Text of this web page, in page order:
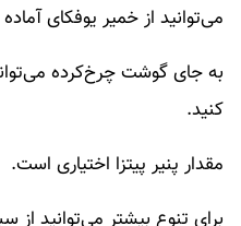
می‌توانید از خمیر یوفکای
به جای گوشت چرخ‌کرده
کنید.
مقدار پنیر پیتزا اختیاری است.
برای تنوع بیشتر می‌توانید از